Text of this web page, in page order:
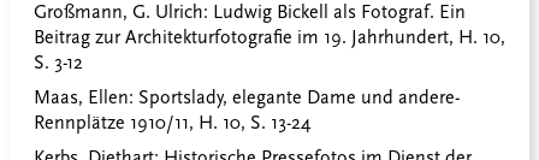
Großmann, G. Ulrich: Ludwig Bickell als Fotograf. Ein
Beitrag zur Architekturfotografie im 19. Jahrhundert, H. 10,
S. 3-12
Maas, Ellen: Sportslady, elegante Dame und andere-
Rennplätze 1910/11, H. 10, S. 13-24